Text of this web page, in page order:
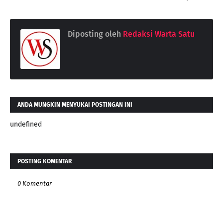
Diposting oleh Redaksi Warta Satu
ANDA MUNGKIN MENYUKAI POSTINGAN INI
undefined
POSTING KOMENTAR
0 Komentar